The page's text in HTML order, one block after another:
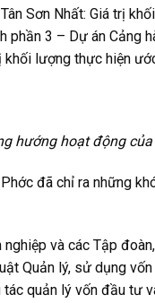
Sơn Nhất: Giá trị
phần 3 – Dự án Cảng
lượng thực hiện
hướng hoạt động
đã chỉ ra những
và các Tập
Quản lý, sử dụng
quản lý vốn đầu tư